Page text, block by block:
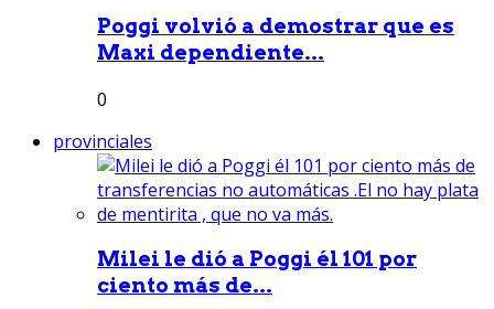
Poggi volvió a demostrar que es
Maxi dependiente...
0
provinciales
Milei le dió a Poggi él 101 por
ciento más de...